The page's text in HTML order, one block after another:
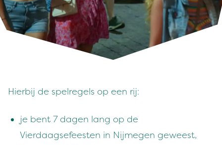
Hierbij de spelregels op een rij:
je bent 7 dagen lang op de
Vierdaagsefeesten in Nijmegen geweest,